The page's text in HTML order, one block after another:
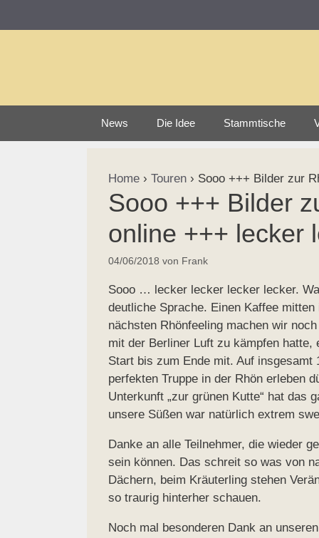
News Die Idee Stammtische
Home › Touren › Sooo +++ Bilder zur
Sooo +++ Bilder
online +++ lecker
04/06/2018 von Frank
Sooo … lecker lecker lecker lecker.
deutliche Sprache. Einen Kaffee
nächsten Rhönfeeling machen wir
mit der Berliner Luft zu kämpfen
Start bis zum Ende mit. Auf insgesamt
perfekten Truppe in der Rhön erleben
Unterkunft „zur grünen Kutte“ hat das
unsere Süßen war natürlich extrem
Danke an alle Teilnehmer, die wieder
sein können. Das schreit so was von
Dächern, beim Kräuterling stehen
so traurig hinterher schauen.
Noch mal besonderen Dank an